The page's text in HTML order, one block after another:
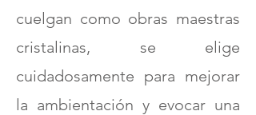
cuelgan como obras maestras
cristalinas, se elige
cuidadosamente para mejorar
la ambientación y evocar una